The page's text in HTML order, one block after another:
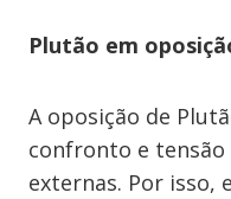
Plutão em
A oposição de
confronto e
externas. Por isso,